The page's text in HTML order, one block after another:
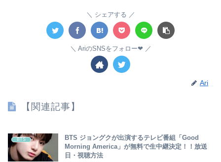
シェアする
AriのSNSをフォロー❤︎
Ari
【関連記事】
BTS
BTS ジョングクが出演するテレビ番組「Good
Morning America」が無料で生中継決定！！放送
日・視聴方法